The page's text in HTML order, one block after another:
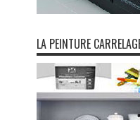
LA PEINTURE